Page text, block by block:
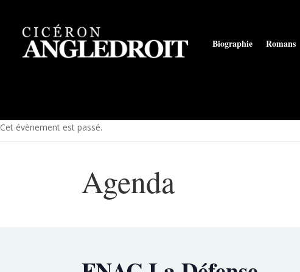
Biographie Romans
Cet évènement est passé.
Agenda